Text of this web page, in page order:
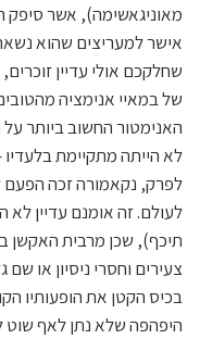
מאוניגאשימה), אשר סיפק
אישר למעריצים שהוא
שחלקכם אולי עדיין
של במאיי אנימציה
האנימטור החשוב ביותר
לא הייתה מתקיימת
לפרק, נקאמורה זכה הפעם
לעולם. זה אומנם עדיין לא
תיכף), שכן מרבית האקשן
צעירים וחסרי ניסיון או
בכיס הקטן את הופעותיו
היפהפה שלא נתן לאף שוט